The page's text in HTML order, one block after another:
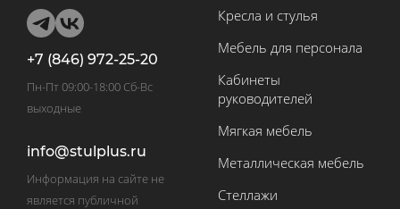
+7 (846) 972-25-20
Пн-Пт 09:00-18:00 Сб-Вс
выходные
info@stulplus.ru
Информация на сайте не
является публичной
Кресла и стулья
Мебель для персонала
Кабинеты
руководителей
Мягкая мебель
Металлическая мебель
Стеллажи